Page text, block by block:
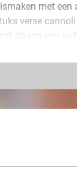
met
verse
daarin een
of geniet
dagenlang